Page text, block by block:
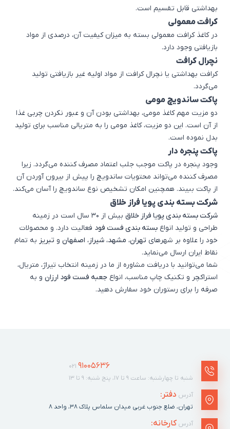
بهداشتی قابل تقسیم است.
کرافت معمولی
در کاغذ کرافت معمولی بسته به میزان کیفیت آن، درصدی از مواد
بازیافتی وجود دارد.
نچرال کرافت
کرافت بهداشتی یا نچرال کرافت از مواد اولیه غیر بازیافتی تولید
می‌گردد.
پاکت ساندویچ مومی
دو مزیت مهم کاغذ مومی، بهداشتی بودن آن و عبور نکردن چربی غذا
از آن است. این دو مزیت، کاغذ مومی را به متریالی مناسب برای تولید
بدل نموده است.
پاکت پنجره دار
وجود پنجره در پاکت موجب جلب اعتماد مصرف کننده می‌گردد. زیرا
مصرف کننده می‌تواند محتویات ساندویچ را پیش از بیرون آوردن آن
از پاکت ببیند. همچنین امکان تشخیص نوع ساندویچ را آسان می‌کند.
شرکت بسته بندی پویا فراز خلاق
شرکت بسته بندی پویا فراز خلاق
بیش از 30 سال است در زمینه
طراحی و تولید انواع بسته بندی فست فود فعالیت دارد. و محصولات
خود را علاوه بر شهرهای تهران، مشهد، شیراز، اصفهان و تبریز به تمام
نقاط ایران ارسال می‌نماید.
شما می‌توانید با دریافت مشاوره از ما در زمینه انتخاب تیراژ، متریال،
استراکچر و تکنیک چاپ مناسب، انواع جعبه فست فود ارزان و به
صرفه را برای رستوران خود سفارش دهید.
021 91005636
شنبه تا چهارشنبه: ساعت ۹ تا ۱۷، پنج شنبه: ۹ تا ۱۳
آدرس دفتر:
تهران، ضلع جنوب غربی میدان سلماس پلاک ٣٨، واحد ۸
آدرس کارخانه: